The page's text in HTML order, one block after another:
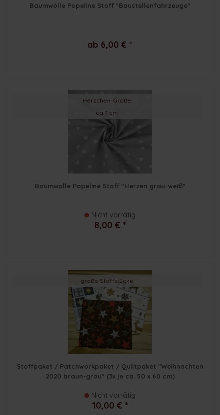
Baumwolle Popeline Stoff "Baustellenfahrzeuge"
ab 6,00 € *
Herzchen-Größe
ca. 1 cm
Baumwolle Popeline Stoff "Herzen grau-weiß"
Nicht vorrätig
8,00 € *
große Stoffstücke
Stoffpaket / Patchworkpaket / Quiltpaket "Weihnachten
2020 braun-grau" (3x je ca. 50 x 60 cm)
Nicht vorrätig
10,00 € *